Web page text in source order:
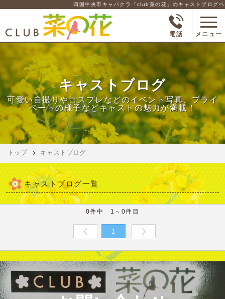
四国中央市キャバクラ「club菜の花」のキャストブログペー
電話 メニュー
キャストブログ
可愛い自撮りやコスプレなどのイベント写真、プライ
ベートの様子などキャストの魅力が満載！
トップ キャストブログ
キャストブログ一覧
0件中 1～0件目
1